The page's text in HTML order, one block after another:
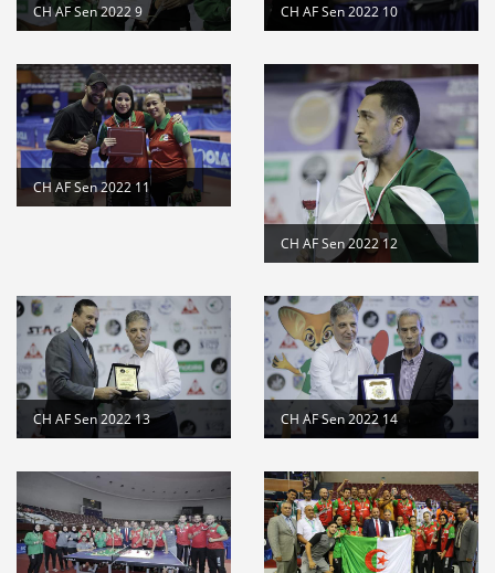
CH AF Sen 2022 9 CH AF Sen 2022 10
CH AF Sen 2022 11
CH AF Sen 2022 12
CH AF Sen 2022 13 CH AF Sen 2022 14